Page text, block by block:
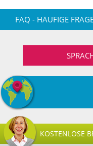
FAQ - HÄUFIGE
KOSTENLOSE